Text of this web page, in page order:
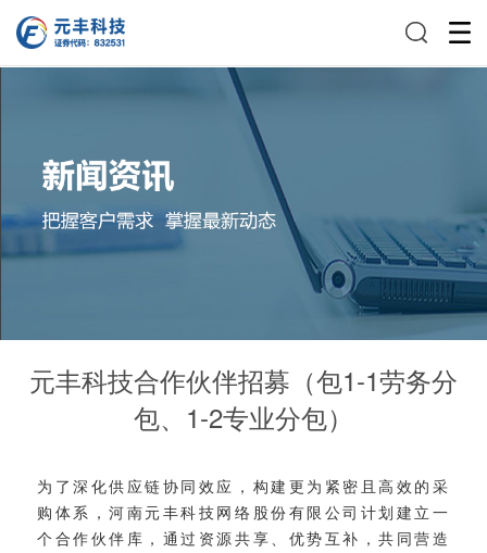
元丰科技合作伙伴招募（包1-1劳务分
包、1-2专业分包）
为了深化供应链协同效应，构建更为紧密且高效的采
购体系，河南元丰科技网络股份有限公司计划建立一
个合作伙伴库，通过资源共享、优势互补，共同营造